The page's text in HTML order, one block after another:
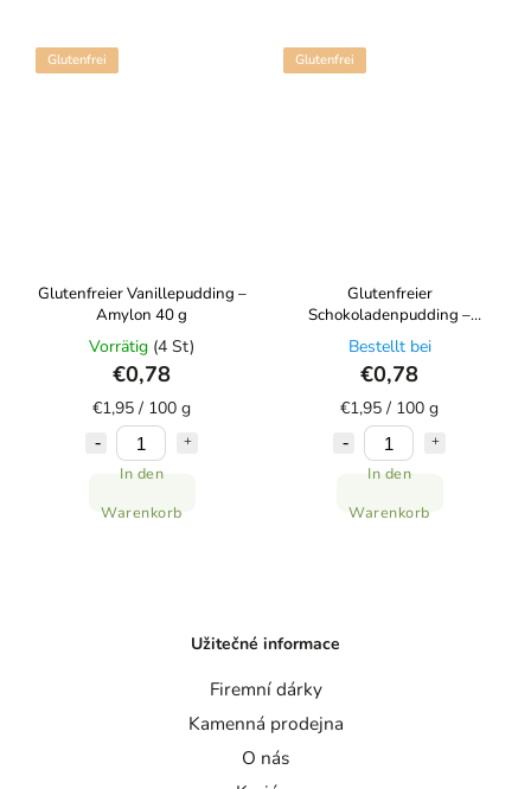
Glutenfrei
Glutenfreier Vanillepudding –
Amylon 40 g
Vorrätig (4 St)
€0,78
€1,95 / 100 g
In den
Warenkorb
Glutenfrei
Glutenfreier
Schokoladenpudding –
Amylon 40 g
Bestellt bei
€0,78
€1,95 / 100 g
In den
Warenkorb
Užitečné informace
Firemní dárky
Kamenná prodejna
O nás